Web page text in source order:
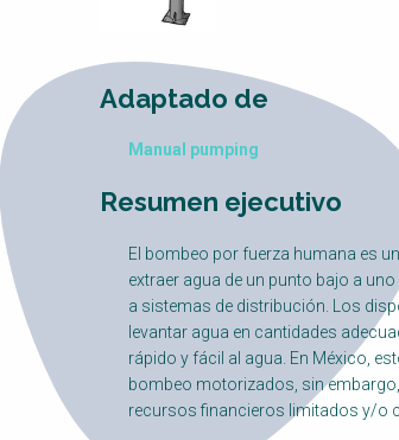
Adaptado de
Manual pumping
Resumen ejecutivo
El bombeo por fuerza humana es
extraer agua de un punto bajo a
a sistemas de distribución. Los
levantar agua en cantidades
rápido y fácil al agua. En México,
bombeo motorizados, sin
recursos financieros limitados y/o